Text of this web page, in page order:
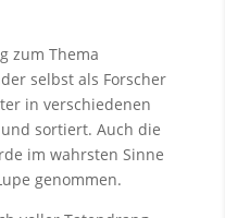
zum Thema
selbst als Forscher
in verschiedenen
sortiert. Auch die
im wahrsten Sinne
genommen.